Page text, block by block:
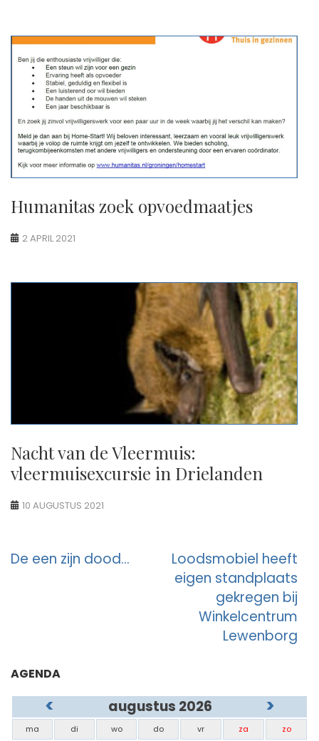
Humanitas zoek opvoedmaatjes
2 APRIL 2021
Nacht van de Vleermuis:
vleermuisexcursie in Drielanden
10 AUGUSTUS 2021
Berichtnavigatie
De een zijn dood…
Loodsmobiel heeft
eigen standplaats
gekregen bij
Winkelcentrum
Lewenborg
AGENDA
< augustus 2026 >
ma di wo do vr za zo